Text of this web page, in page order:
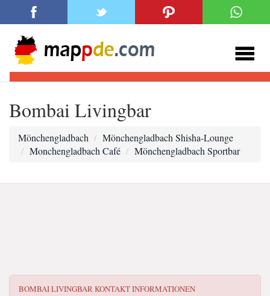
Bombai Livingbar
Mönchengladbach
Mönchengladbach Shisha-Lounge
Monchengladbach Café
Mönchengladbach Sportbar
BOMBAI LIVINGBARKONTAKT INFORMATIONEN